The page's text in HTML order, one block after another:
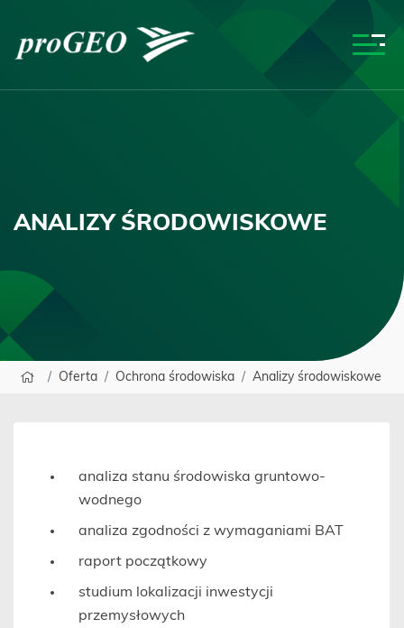
ANALIZY ŚRODOWISKOWE
Oferta Ochrona środowiska Analizy środowiskowe
analiza stanu środowiska gruntowo-
wodnego
analiza zgodności z wymaganiami BAT
raport początkowy
studium lokalizacji inwestycji
przemysłowych